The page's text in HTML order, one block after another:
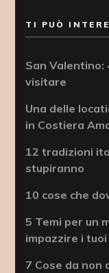
TI PUÒ
San Valentino:
visitare
Una delle
in Costiera
12 tradizioni
stupiranno
10 cose che
5 Temi per un
impazzire i
7 Cose da non